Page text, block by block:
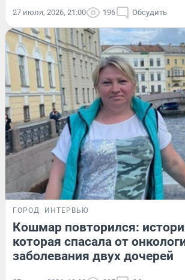
27 июля, 2026, 21:00 196 Обсудить
ГОРОД ИНТЕРВЬЮ
Кошмар повторился:
которая спасала от
заболевания двух дочерей